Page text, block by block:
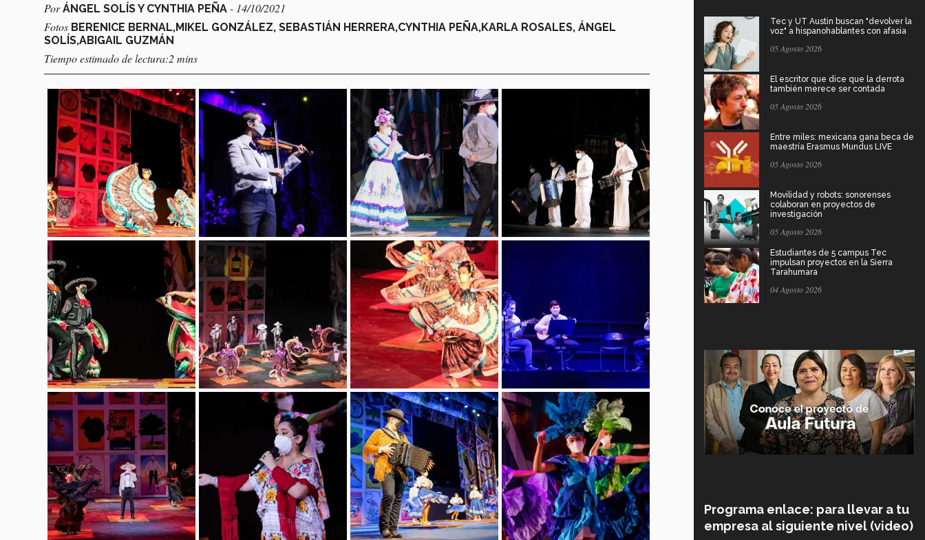
PorÁNGEL SOLÍS Y CYNTHIA PEÑA - 14/10/2021
Fotos BERENICE BERNAL,MIKEL GONZÁLEZ, SEBASTIÁN HERRERA,CYNTHIA PEÑA,KARLA ROSALES, ÁNGEL
SOLÍS,ABIGAIL GUZMÁN
Tiempo estimado de lectura:2 mins
Tec y UT Austin buscan "devolver la
voz" a hispanohablantes con afasia
05 Agosto 2026
El escritor que dice que la derrota
también merece ser contada
05 Agosto 2026
Entre miles: mexicana gana beca de
maestría Erasmus Mundus LIVE
05 Agosto 2026
Movilidad y robots: sonorenses
colaboran en proyectos de
investigación
05 Agosto 2026
Estudiantes de 5 campus Tec
impulsan proyectos en la Sierra
Tarahumara
04 Agosto 2026
Programa enlace: para llevar a tu
empresa al siguiente nivel (video)